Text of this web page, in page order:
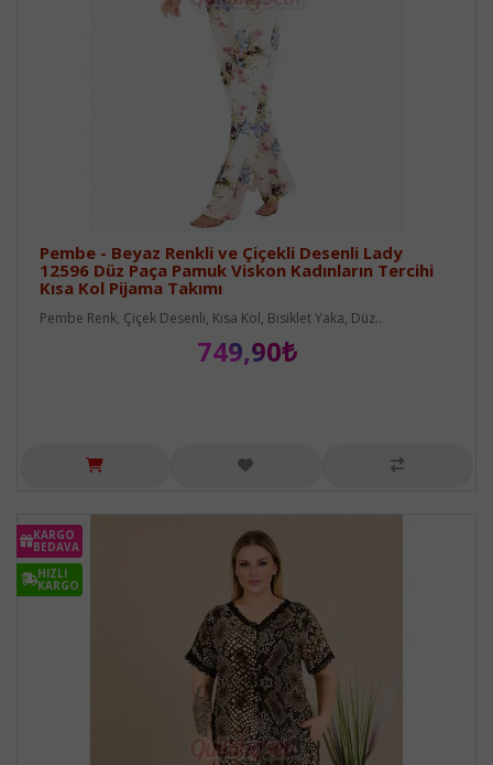
Pembe - Beyaz Renkli ve Çiçekli Desenli Lady
12596 Düz Paça Pamuk Viskon Kadınların Tercihi
Kısa Kol Pijama Takımı
Pembe Renk, Çiçek Desenli, Kısa Kol, Bisiklet Yaka, Düz..
749,90₺
KARGO
BEDAVA
HIZLI
KARGO